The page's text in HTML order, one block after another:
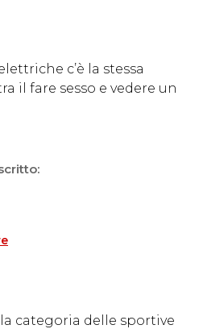
c’è la stessa
il fare sesso e vedere un
categoria delle sportive